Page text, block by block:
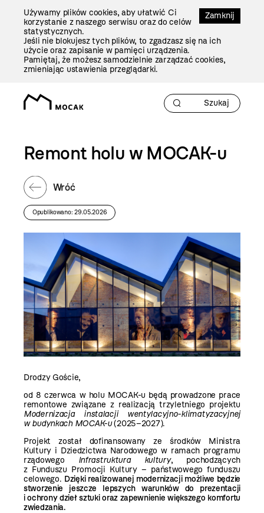
Zamknij
Używamy plików cookies, aby ułatwić Ci
korzystanie z naszego serwisu oraz do celów
statystycznych.
Jeśli nie blokujesz tych plików, to zgadzasz się na ich
użycie oraz zapisanie w pamięci urządzenia.
Pamiętaj, że możesz samodzielnie zarządzać cookies,
zmieniając ustawienia przeglądarki.
Remont holu w MOCAK-u
Wróć
Opublikowano: 29.05.2026
Drodzy Goście,
od 8 czerwca w holu MOCAK-u będą prowadzone prace
remontowe związane z realizacją trzyletniego projektu
Modernizacja instalacji wentylacyjno-klimatyzacyjnej
w budynkach MOCAK-u(2025–2027).
Projekt został dofinansowany ze środków Ministra
Kultury i Dziedzictwa Narodowego w ramach programu
rządowego Infrastruktura kultury, pochodzących
z Funduszu Promocji Kultury – państwowego funduszu
celowego. Dzięki realizowanej modernizacji możliwe będzie
stworzenie jeszcze lepszych warunków do prezentacji
i ochrony dzieł sztuki oraz zapewnienie większego komfortu
zwiedzania.